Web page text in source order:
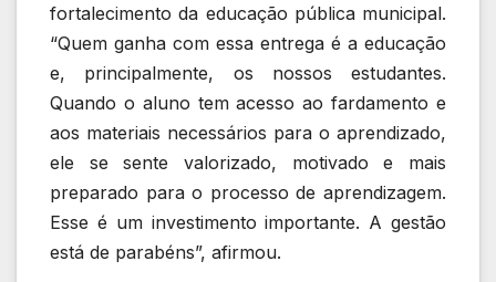
fortalecimento da educação pública municipal.
“Quem ganha com essa entrega é a educação
e, principalmente, os nossos estudantes.
Quando o aluno tem acesso ao fardamento e
aos materiais necessários para o aprendizado,
ele se sente valorizado, motivado e mais
preparado para o processo de aprendizagem.
Esse é um investimento importante. A gestão
está de parabéns”, afirmou.